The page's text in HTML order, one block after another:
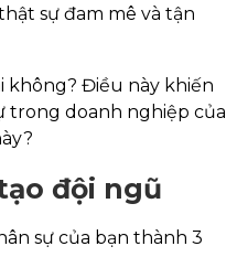
sự đam mê và tận
không? Điều này khiến
trong doanh nghiệp của
đội ngũ
sự của bạn thành 3